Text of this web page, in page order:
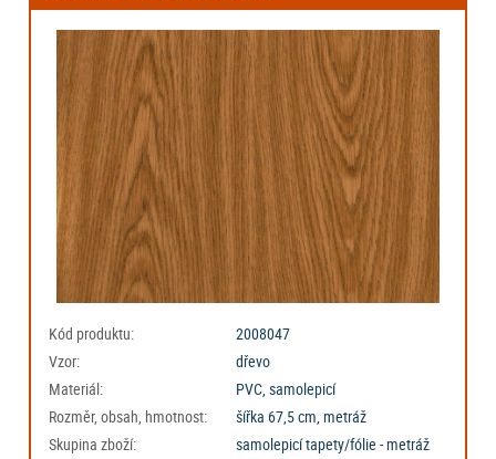
Kód produktu:
2008047
Vzor:
dřevo
Materiál:
PVC, samolepicí
Rozměr, obsah, hmotnost:
šířka 67,5 cm, metráž
Skupina zboží:
samolepicí tapety/fólie - metráž